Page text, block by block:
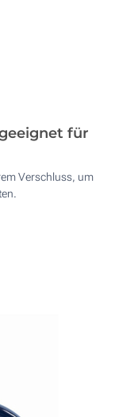
für
Verschluss, um